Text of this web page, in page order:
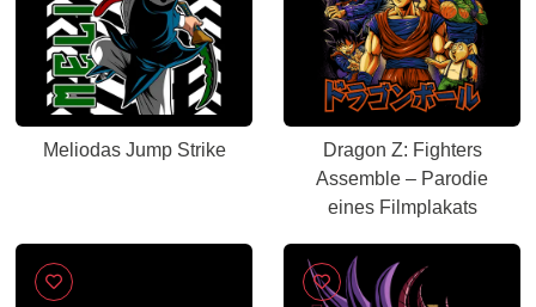
Meliodas Jump Strike
Dragon Z: Fighters
Assemble – Parodie
eines Filmplakats